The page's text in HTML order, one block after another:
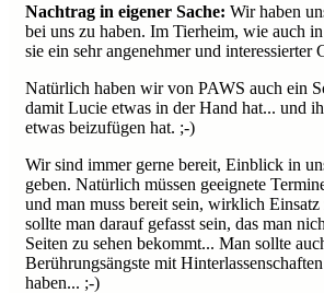
Nachtrag in eigener Sache: Wir haben
bei uns zu haben. Im Tierheim, wie auch
sie ein sehr angenehmer und interessierter
Natürlich haben wir von PAWS auch ein
damit Lucie etwas in der Hand hat... und
etwas beizufügen hat. ;-)
Wir sind immer gerne bereit, Einblick in
geben. Natürlich müssen geeignete
und man muss bereit sein, wirklich Einsatz
sollte man darauf gefasst sein, das man
Seiten zu sehen bekommt... Man sollte
Berührungsängste mit
haben... ;-)